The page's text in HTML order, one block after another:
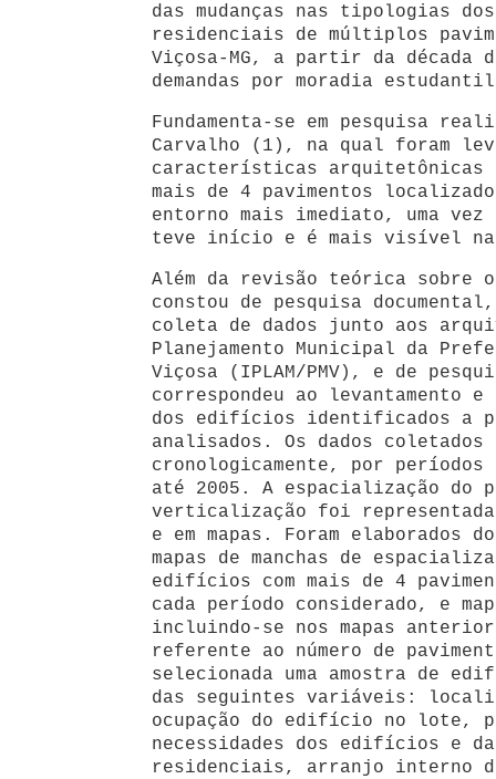
das mudanças nas tipologias
residenciais de múltiplos
Viçosa-MG, a partir da década
demandas por moradia
Fundamenta-se em pesquisa
Carvalho (1), na qual foram
características arquitetônicas
mais de 4 pavimentos
entorno mais imediato, uma
teve início e é mais visível
Além da revisão teórica sobre
constou de pesquisa documental,
coleta de dados junto aos
Planejamento Municipal da
Viçosa (IPLAM/PMV), e de
correspondeu ao
dos edifícios identificados a
analisados. Os dados coletados
cronologicamente, por períodos
até 2005. A espacialização do
verticalização foi
e em mapas. Foram elaborados
mapas de manchas de
edifícios com mais de 4
cada período considerado, e
incluindo-se nos mapas
referente ao número de
selecionada uma amostra de
das seguintes variáveis:
ocupação do edifício no lote,
necessidades dos edifícios e
residenciais, arranjo interno